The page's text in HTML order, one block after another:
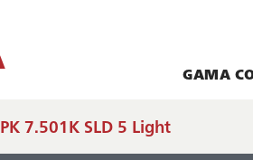
GAMA
PK 7.501K SLD 5 Light